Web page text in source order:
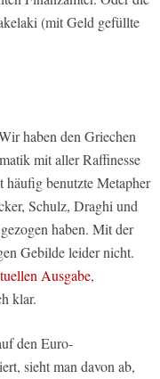
(mit Geld gefüllte
haben den Griechen
mit aller Raffinesse
häufig benutzte Metapher
Schulz, Draghi und
haben. Mit der
Gebilde leider nicht.
Ausgabe,
klar.
den Euro-
sieht man davon ab,